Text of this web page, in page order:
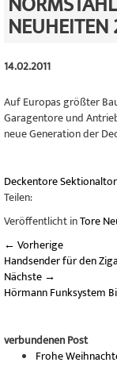
NEUHEITEN
14.02.2011
Auf Europas größter
Garagentore und
neue Generation der
Deckentore
Teilen:
Veröffentlicht inTore
← Vorherige
Handsender für den
Nächste →
Hörmann Funksystem
verbundenen Post
Frohe